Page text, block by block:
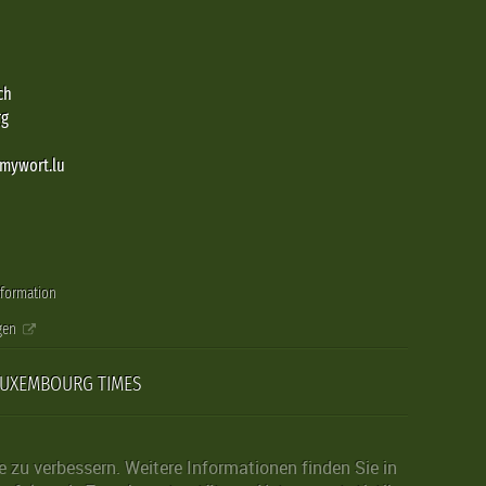
TIMES
verbessern. Weitere Informationen finden Sie in